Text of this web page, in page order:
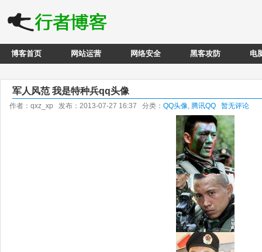
博客首页 网站运营 网络安全 黑客攻防 电
军人风范 我是特种兵qq头像
作者：qxz_xp 发布：2013-07-27 16:37 分类： QQ头像, 腾讯QQ 暂无评论